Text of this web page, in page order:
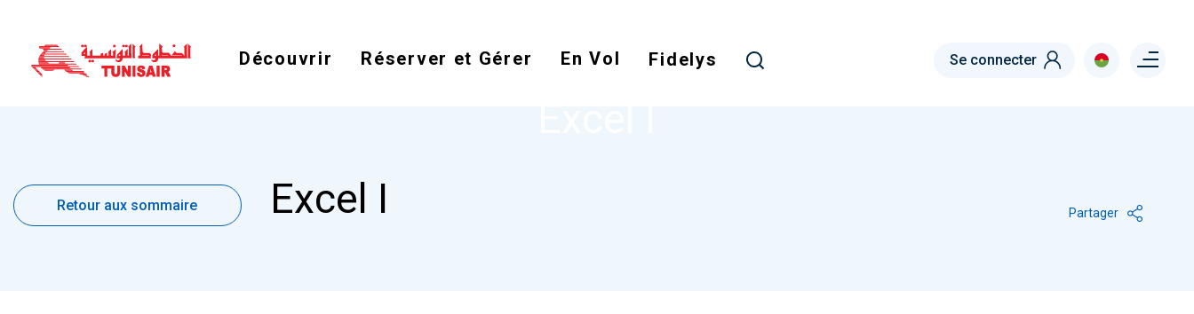
main
Découvrir Réserver et Gérer En Vol Fidelys Se connecter Menu right
NODE EXCEL I
aux
sommaireRetour aux sommaire Excel I Partager